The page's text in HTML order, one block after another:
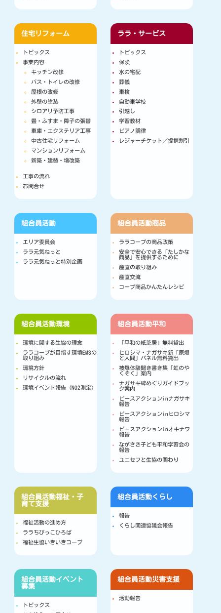
住宅リフォーム
トピックス
事業内容
キッチン改修
バス・トイレの改修
屋根の改修
外壁の塗装
シロアリ予防工事
畳・ふすま・障子の張替
車庫・エクステリア工事
中古住宅リフォーム
マンションリフォーム
新築・建替・増改築
工事の流れ
お問合せ
ララ・サービス
トピックス
保険
水の宅配
葬儀
車検
自動車学校
引越し
学習教材
ピアノ調律
レジャーチケット／提携割引
組合員活動
エリア委員会
ララ元気ねっと
ララ元気ねっと特別企画
組合員活動商品
ララコープの商品政策
安全で安心できる「たしかな
商品」を提供するために
産直の取り組み
産直交流
コープ商品かんたんレシピ
組合員活動環境
環境に関する生協の理念
ララコープが目指す環境EMSの
取り組み
環境方針
リサイクルの流れ
環境イベント報告（NO2測定）
組合員活動平和
「平和の紙芝居」無料貸出
ヒロシマ・ナガサキ新「原爆
と人間」パネル無料貸出
被爆体験聞き書き集「虹のや
くそく」案内
ナガサキ碑めぐりガイドブッ
ク案内
ピースアクションinナガサキ
報告
ピースアクションinヒロシマ
報告
ピースアクションinオキナワ
報告
ながさき子ども平和学習会の
報告
ユニセフと生協の関わり
組合員活動福祉・子
育て支援
福祉活動の進め方
ララちびっこひろば
福祉生協いきいきコープ
組合員活動くらし
報告
くらし関連協議会報告
組合員活動イベント
募集
トピックス
組合員活動災害支援
活動報告